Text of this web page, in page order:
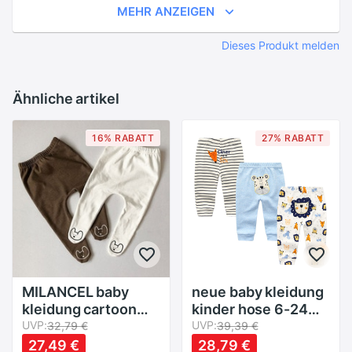
MEHR ANZEIGEN
Dieses Produkt melden
Ähnliche artikel
16% RABATT
MILANCEL baby
kleidung cartoon
stil legging für
mädchen
UVP:32,79 €
27,49 €
27% RABATT
neue baby kleidung
kinder hose 6-24
monate 3 teile/los
cartoon druck
UVP:39,39 €
28,79 €